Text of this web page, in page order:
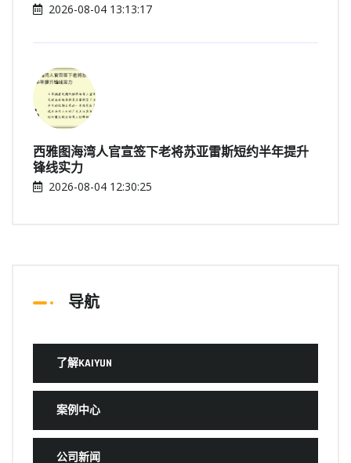
2026-08-04 13:13:17
西雅图海湾人官宣签下老将苏亚雷斯短约半年提升
锋线实力
2026-08-04 12:30:25
导航
了解KAIYUN
案例中心
公司新闻